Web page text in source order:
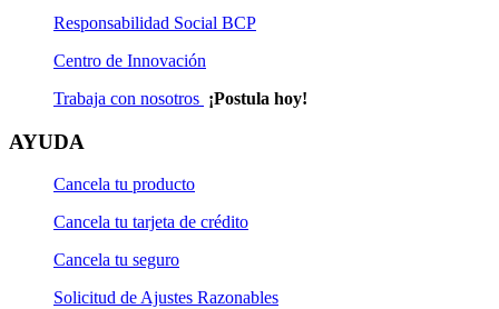
Responsabilidad Social BCP
Centro de Innovación
Trabaja con nosotros ¡Postula hoy!
AYUDA
Cancela tu producto
Cancela tu tarjeta de crédito
Cancela tu seguro
Solicitud de Ajustes Razonables